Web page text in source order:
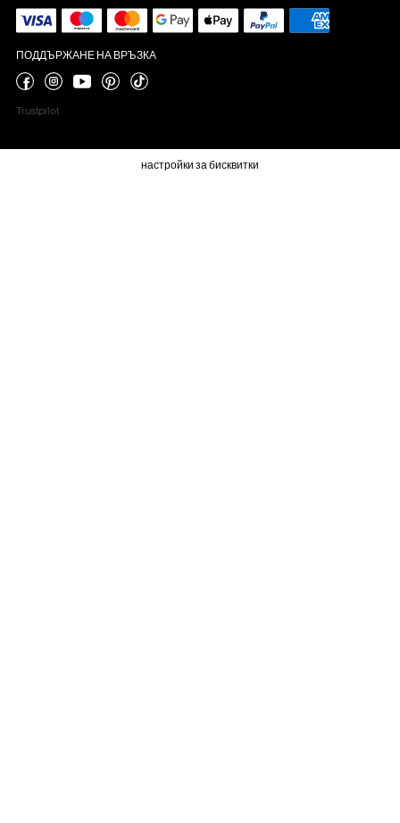
ПОДДЪРЖАНЕ НА ВРЪЗКА
Trustpilot
настройки за бисквитки